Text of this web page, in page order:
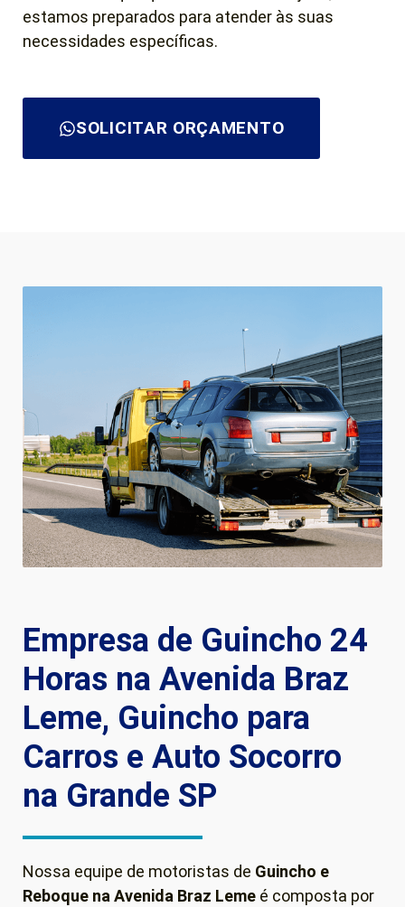
estamos preparados para atender às suas
necessidades específicas.
SOLICITAR ORÇAMENTO
Empresa de Guincho 24
Horas na Avenida Braz
Leme, Guincho para
Carros e Auto Socorro
na Grande SP
Nossa equipe de motoristas de Guincho e
Reboque na Avenida Braz Leme é composta por